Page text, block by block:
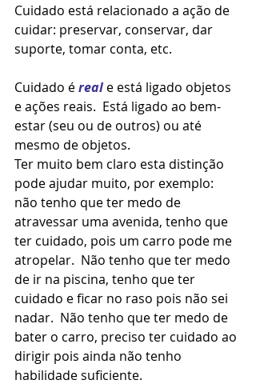
Cuidado está relacionado a ação de
cuidar: preservar, conservar, dar
suporte, tomar conta, etc.
Cuidado é real e está ligado objetos
e ações reais.  Está ligado ao bem-
estar (seu ou de outros) ou até
mesmo de objetos.
Ter muito bem claro esta distinção
pode ajudar muito, por exemplo:
não tenho que ter medo de
atravessar uma avenida, tenho que
ter cuidado, pois um carro pode me
atropelar.  Não tenho que ter medo
de ir na piscina, tenho que ter
cuidado e ficar no raso pois não sei
nadar.  Não tenho que ter medo de
bater o carro, preciso ter cuidado ao
dirigir pois ainda não tenho
habilidade suficiente.